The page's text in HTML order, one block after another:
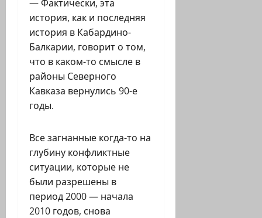
— Фактически, эта
история, как и последняя
история в Кабардино-
Балкарии, говорит о том,
что в каком-то смысле в
районы Северного
Кавказа вернулись 90-е
годы.
Все загнанные когда-то на
глубину конфликтные
ситуации, которые не
были разрешены в
период 2000 — начала
2010 годов, снова